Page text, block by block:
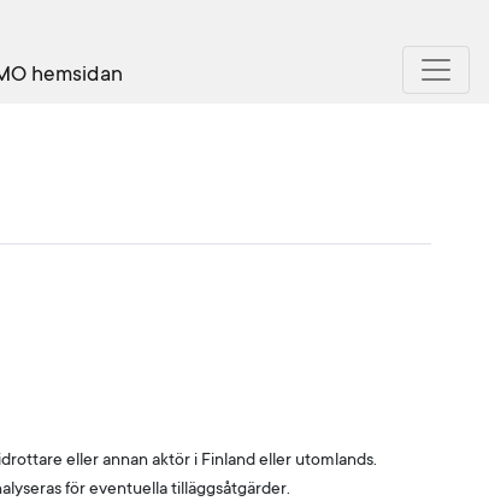
eller annan aktör i Finland eller utomlands.
för eventuella tilläggsåtgärder.